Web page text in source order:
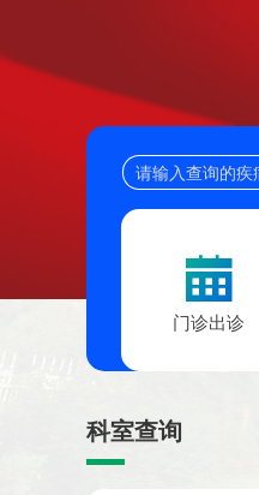
门诊出诊
科室查询